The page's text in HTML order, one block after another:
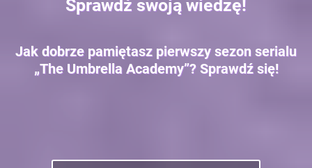
Sprawdź swoją wiedzę!
Jak dobrze pamiętasz pierwszy sezon serialu
„The Umbrella Academy”? Sprawdź się!